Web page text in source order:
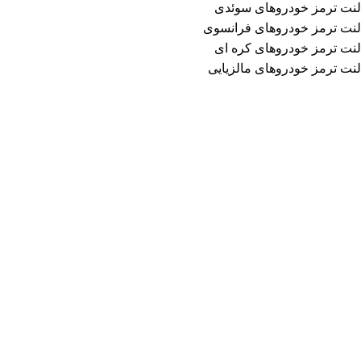
لنت ترمز خودروهای سوئدی
لنت ترمز خودروهای فرانسوی
لنت ترمز خودروهای کره ای
لنت ترمز خودروهای مالزیایی